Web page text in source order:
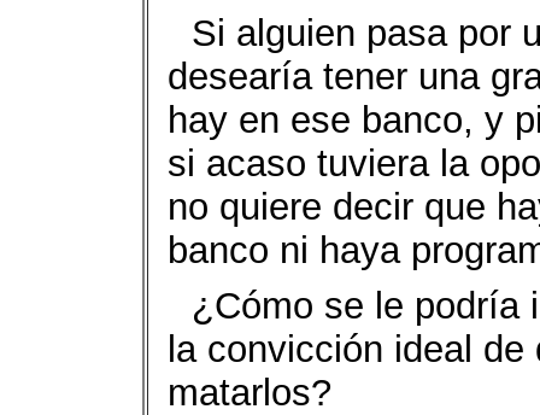
Si alguien pasa por
desearía tener una
hay en ese banco, y
si acaso tuviera la
no quiere decir que
banco ni haya
¿Cómo se le podría
la convicción ideal
matarlos?